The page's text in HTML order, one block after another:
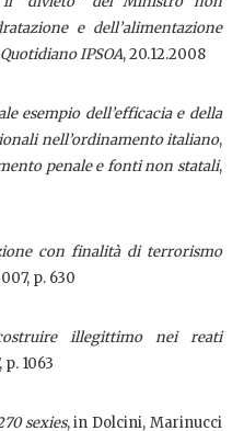
e dell’alimentazione
IPSOA, 20.12.2008
esempio dell’efficacia e della
nell’ordinamento italiano,
penale e fonti non statali,
con finalità di terrorismo
p. 630
illegittimo nei reati
p. 1063
sexies, in Dolcini, Marinucci